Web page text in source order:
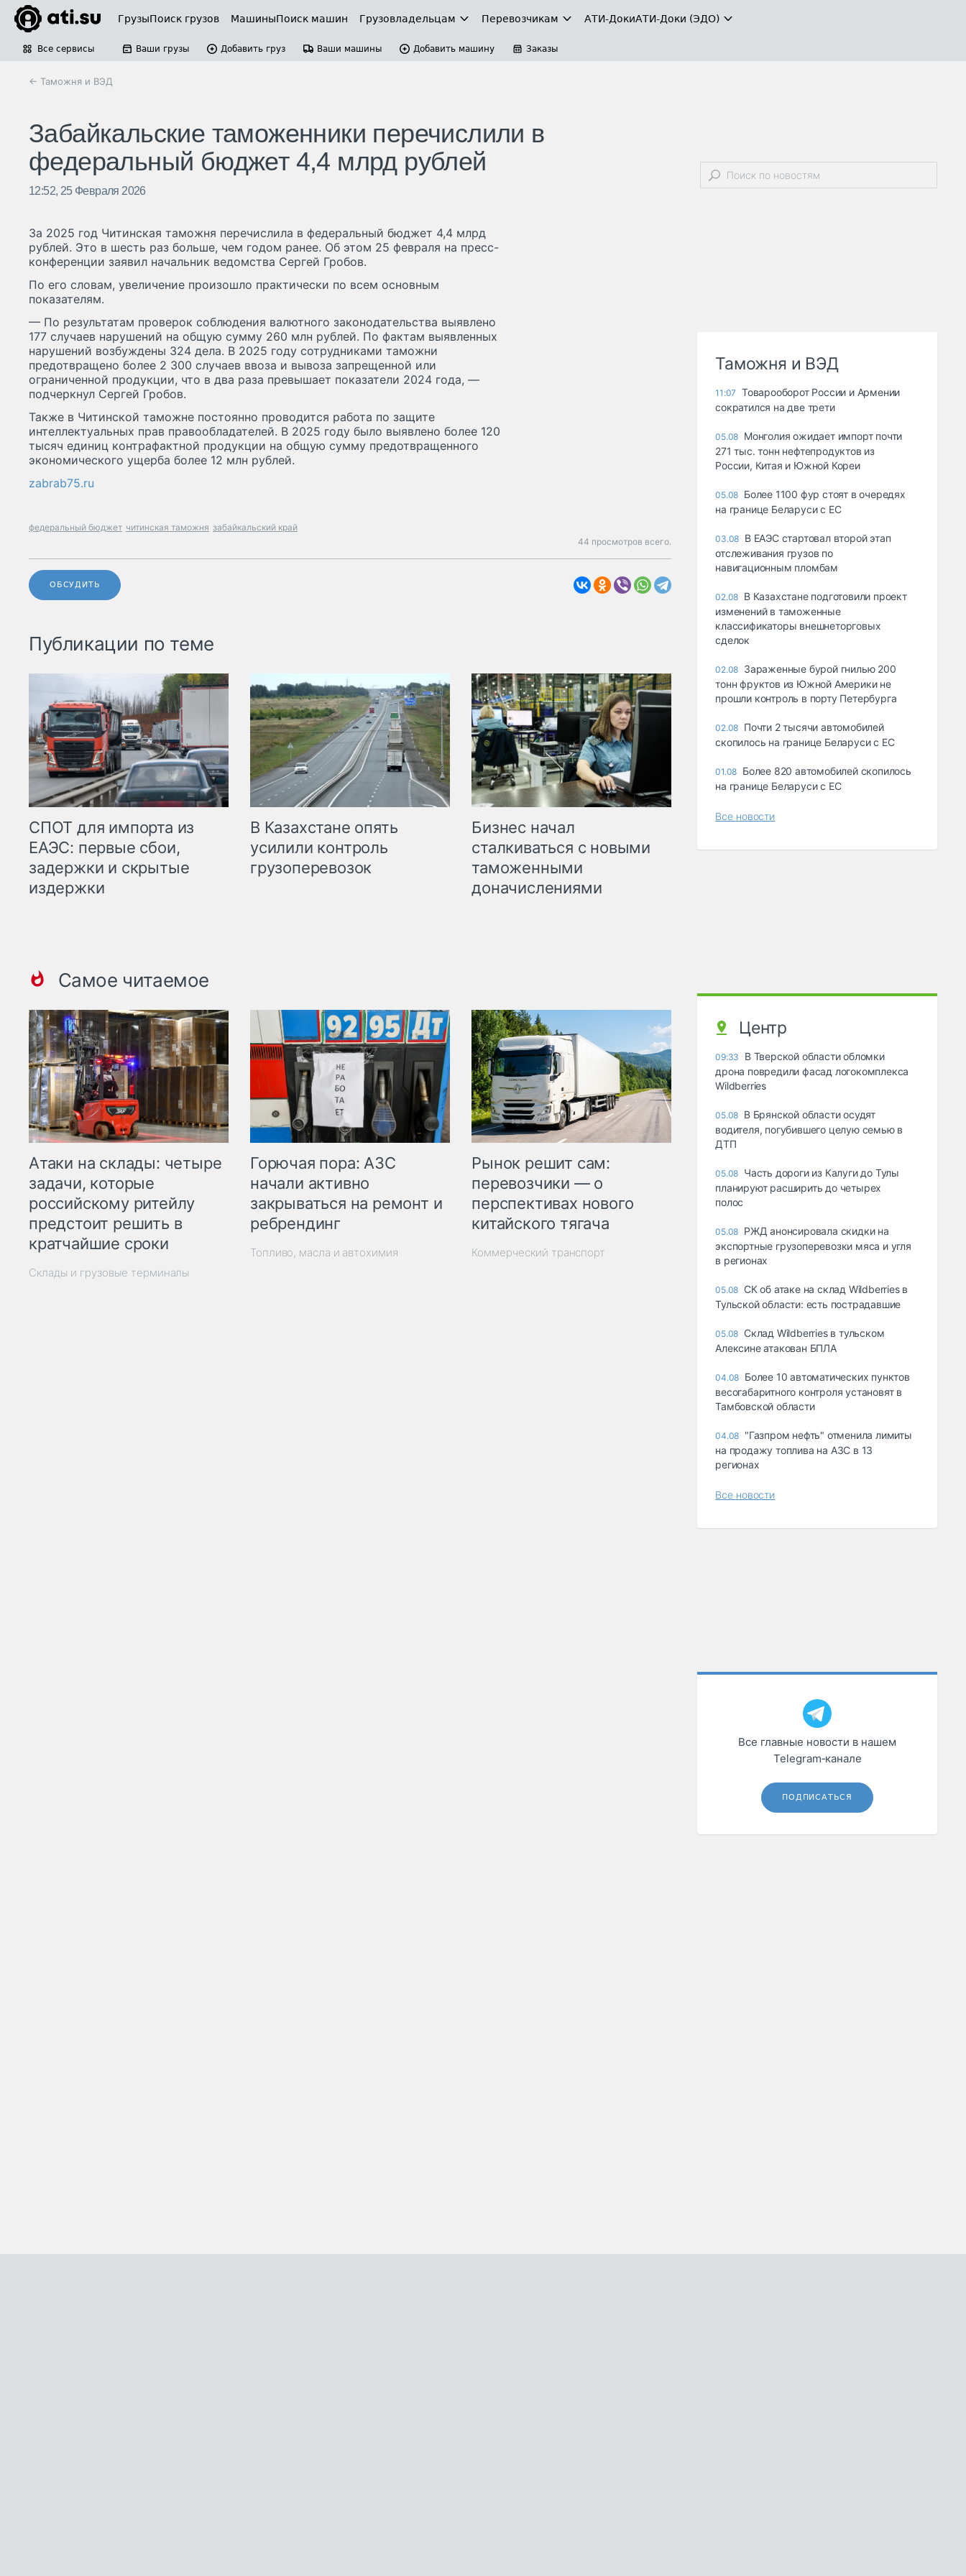
ГрузыПоиск грузов МашиныПоиск машин Грузовладельцам Перевозчикам АТИ-ДокиАТИ-Доки (ЭДО)
Все сервисы Ваши грузы Добавить груз Ваши машины Добавить машину Заказы
← Таможня и ВЭД
Забайкальские таможенники перечислили в
федеральный бюджет 4,4 млрд рублей
12:52, 25 Февраля 2026
За 2025 год Читинская таможня перечислила в федеральный бюджет 4,4 млрд
рублей. Это в шесть раз больше, чем годом ранее. Об этом 25 февраля на пресс-
конференции заявил начальник ведомства Сергей Гробов.
По его словам, увеличение произошло практически по всем основным
показателям.
— По результатам проверок соблюдения валютного законодательства выявлено
177 случаев нарушений на общую сумму 260 млн рублей. По фактам выявленных
нарушений возбуждены 324 дела. В 2025 году сотрудниками таможни
предотвращено более 2 300 случаев ввоза и вывоза запрещенной или
ограниченной продукции, что в два раза превышает показатели 2024 года, —
подчеркнул Сергей Гробов.
Также в Читинской таможне постоянно проводится работа по защите
интеллектуальных прав правообладателей. В 2025 году было выявлено более 120
тысяч единиц контрафактной продукции на общую сумму предотвращенного
экономического ущерба более 12 млн рублей.
zabrab75.ru
федеральный бюджет читинская таможня забайкальский край
44 просмотров всего.
ОБСУДИТЬ
Публикации по теме
СПОТ для импорта из
ЕАЭС: первые сбои,
задержки и скрытые
издержки
В Казахстане опять
усилили контроль
грузоперевозок
Бизнес начал
сталкиваться с новыми
таможенными
доначислениями
Самое читаемое
Атаки на склады: четыре
задачи, которые
российскому ритейлу
предстоит решить в
кратчайшие сроки
Склады и грузовые терминалы
Горючая пора: АЗС
начали активно
закрываться на ремонт и
ребрендинг
Топливо, масла и автохимия
Рынок решит сам:
перевозчики — о
перспективах нового
китайского тягача
Коммерческий транспорт
Таможня и ВЭД
11:07
Товарооборот России и Армении
сократился на две трети
05.08 Монголия ожидает импорт почти
271 тыс. тонн нефтепродуктов из
России, Китая и Южной Кореи
05.08 Более 1100 фур стоят в очередях
на границе Беларуси с ЕС
03.08 В ЕАЭС стартовал второй этап
отслеживания грузов по
навигационным пломбам
02.08 В Казахстане подготовили проект
изменений в таможенные
классификаторы внешнеторговых
сделок
02.08 Зараженные бурой гнилью 200
тонн фруктов из Южной Америки не
прошли контроль в порту Петербурга
02.08 Почти 2 тысячи автомобилей
скопилось на границе Беларуси с ЕС
01.08 Более 820 автомобилей скопилось
на границе Беларуси с ЕС
Все новости
Центр
09:33
В Тверской области обломки
дрона повредили фасад логокомплекса
Wildberries
05.08 В Брянской области осудят
водителя, погубившего целую семью в
ДТП
05.08 Часть дороги из Калуги до Тулы
планируют расширить до четырех
полос
05.08 РЖД анонсировала скидки на
экспортные грузоперевозки мяса и угля
в регионах
05.08 СК об атаке на склад Wildberries в
Тульской области: есть пострадавшие
05.08 Склад Wildberries в тульском
Алексине атакован БПЛА
04.08 Более 10 автоматических пунктов
весогабаритного контроля установят в
Тамбовской области
04.08 "Газпром нефть" отменила лимиты
на продажу топлива на АЗС в 13
регионах
Все новости
Все главные новости в нашем
Telegram‑канале
ПОДПИСАТЬСЯ